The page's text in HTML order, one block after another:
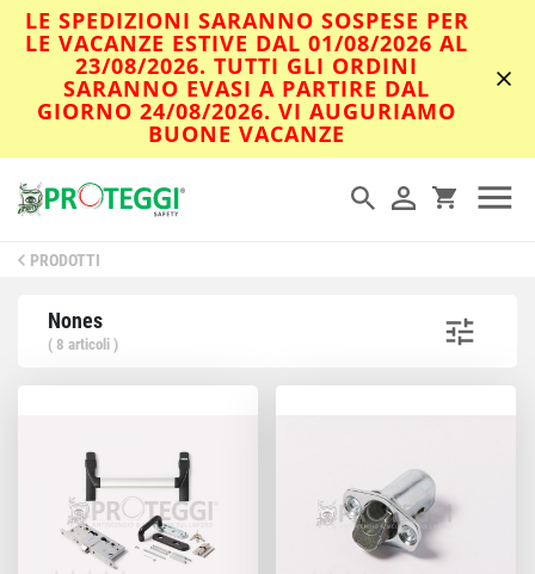
LE SPEDIZIONI SARANNO SOSPESE PER
LE VACANZE ESTIVE DAL 01/08/2026 AL
23/08/2026. TUTTI GLI ORDINI
SARANNO EVASI A PARTIRE DAL
GIORNO 24/08/2026. VI AUGURIAMO
BUONE VACANZE
PRODOTTI
Nones
( 8 articoli )